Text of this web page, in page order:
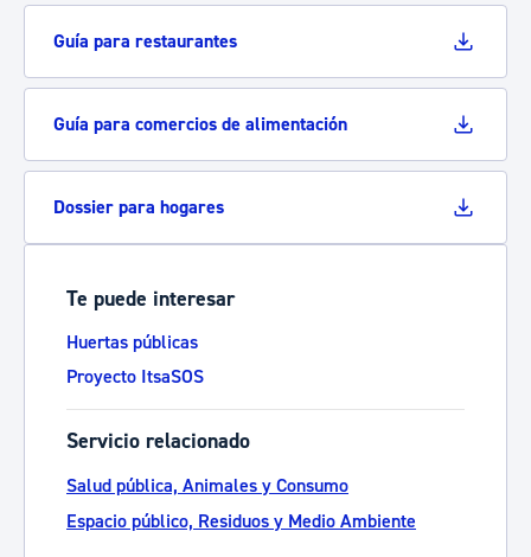
Guía para restaurantes
Guía para comercios de alimentación
Dossier para hogares
Te puede interesar
Huertas públicas
Proyecto ItsaSOS
Servicio relacionado
Salud pública, Animales y Consumo
Espacio público, Residuos y Medio Ambiente